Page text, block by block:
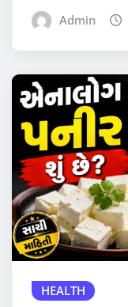
Admin
HEALTH